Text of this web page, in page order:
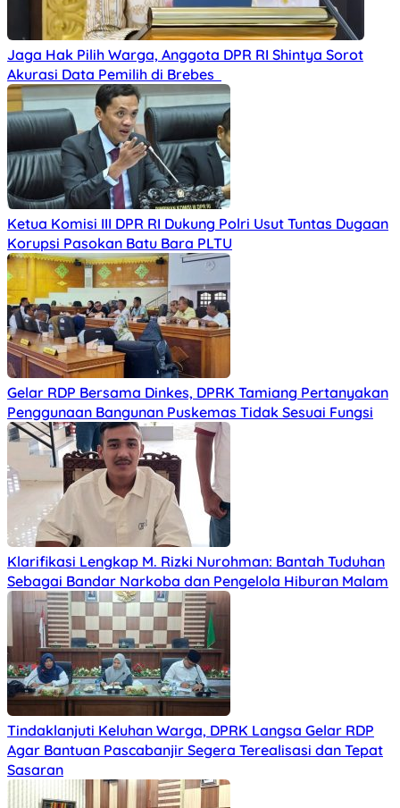
Jaga Hak Pilih Warga, Anggota DPR RI Shintya Sorot
Akurasi Data Pemilih di Brebes
Ketua Komisi III DPR RI Dukung Polri Usut Tuntas Dugaan
Korupsi Pasokan Batu Bara PLTU
Gelar RDP Bersama Dinkes, DPRK Tamiang Pertanyakan
Penggunaan Bangunan Puskemas Tidak Sesuai Fungsi
Klarifikasi Lengkap M. Rizki Nurohman: Bantah Tuduhan
Sebagai Bandar Narkoba dan Pengelola Hiburan Malam
Tindaklanjuti Keluhan Warga, DPRK Langsa Gelar RDP
Agar Bantuan Pascabanjir Segera Terealisasi dan Tepat
Sasaran